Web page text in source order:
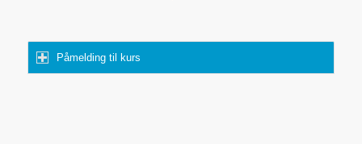
Påmelding til kurs